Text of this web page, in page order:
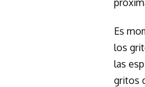
Es
los
las
gritos